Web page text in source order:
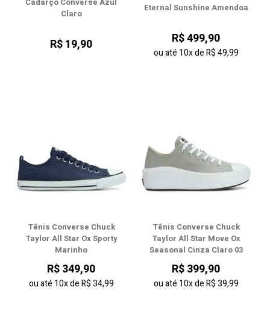
Cadarço Converse Azul
Claro
R$ 19,90
Eternal Sunshine Amendoa
R$ 499,90
ou até 10xdeR$ 49,99
Tênis Converse Chuck
Taylor All Star Ox Sporty
Marinho
R$ 349,90
ou até 10xdeR$ 34,99
Tênis Converse Chuck
Taylor All Star Move Ox
Seasonal Cinza Claro 03
R$ 399,90
ou até 10xdeR$ 39,99